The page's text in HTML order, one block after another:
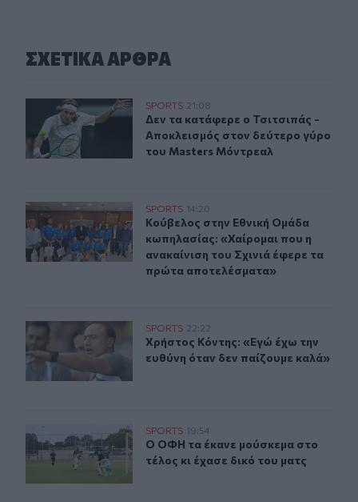
ΣΧΕΤΙΚA AΡΘΡΑ
Αποκλεισμός για τον Τσιτσιπά στον δεύτερο γύρο του
SPORTS 21:08
Δεν τα κατάφερε ο Τσιτσιπάς -
Δεν τα κατάφερε ο Τσιτσιπάς -
Αποκλεισμός στον δεύτερο γύρο
του Masters Μόντρεαλ
Κούβελος στην Εθνική Ομάδα κωπηλασίας: «Χαίρομαι
SPORTS 14:20
Κούβελος στην Εθνική Ομάδα
Κούβελος στην Εθνική Ομάδα
κωπηλασίας: «Χαίρομαι που η
ανακαίνιση του Σχινιά έφερε τα
πρώτα αποτελέσματα»
Χρήστος Κόντης: «Εγώ έχω την ευθύνη όταν δεν
SPORTS 22:22
Χρήστος Κόντης: «Εγώ έχω την
Χρήστος Κόντης: «Εγώ έχω την
ευθύνη όταν δεν παίζουμε καλά»
Ο ΟΦΗ τα έκανε μούσκεμα στο τέλος κι έχασε δικό του
SPORTS 19:54
Ο ΟΦΗ τα έκανε μούσκεμα στο
Ο ΟΦΗ τα έκανε μούσκεμα στο
τέλος κι έχασε δικό του ματς